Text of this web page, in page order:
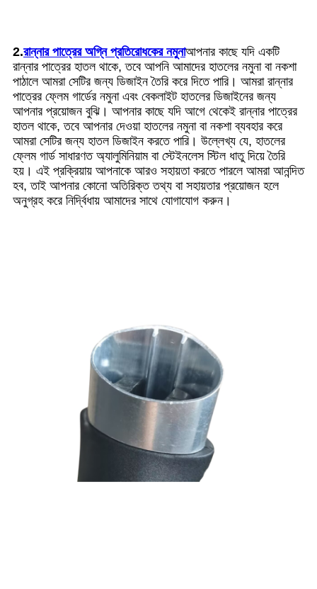
2.রান্নার পাত্রের অগ্নি প্রতিরোধকের নমুনাআপনার কাছে যদি একটি
রান্নার পাত্রের হাতল থাকে, তবে আপনি আমাদের হাতলের নমুনা বা নকশা
পাঠালে আমরা সেটির জন্য ডিজাইন তৈরি করে দিতে পারি। আমরা রান্নার
পাত্রের ফ্লেম গার্ডের নমুনা এবং বেকলাইট হাতলের ডিজাইনের জন্য
আপনার প্রয়োজন বুঝি। আপনার কাছে যদি আগে থেকেই রান্নার পাত্রের
হাতল থাকে, তবে আপনার দেওয়া হাতলের নমুনা বা নকশা ব্যবহার করে
আমরা সেটির জন্য হাতল ডিজাইন করতে পারি। উল্লেখ্য যে, হাতলের
ফ্লেম গার্ড সাধারণত অ্যালুমিনিয়াম বা স্টেইনলেস স্টিল ধাতু দিয়ে তৈরি
হয়। এই প্রক্রিয়ায় আপনাকে আরও সহায়তা করতে পারলে আমরা আনন্দিত
হব, তাই আপনার কোনো অতিরিক্ত তথ্য বা সহায়তার প্রয়োজন হলে
অনুগ্রহ করে নির্দ্বিধায় আমাদের সাথে যোগাযোগ করুন।